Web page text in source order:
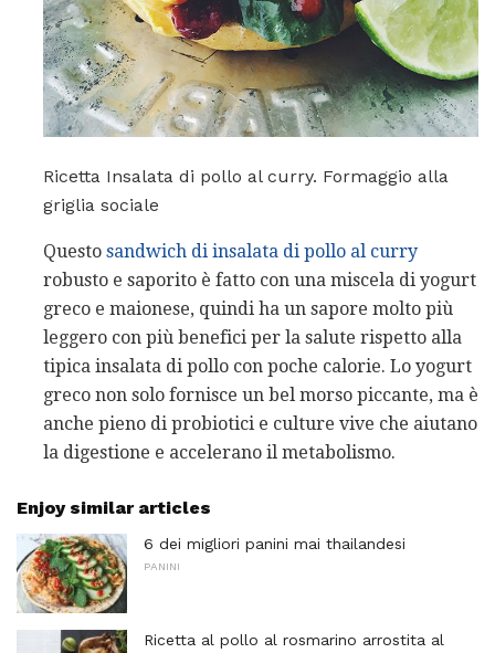
Ricetta Insalata di pollo al curry. Formaggio alla
griglia sociale
Questo sandwich di insalata di pollo al curry
robusto e saporito è fatto con una miscela di yogurt
greco e maionese, quindi ha un sapore molto più
leggero con più benefici per la salute rispetto alla
tipica insalata di pollo con poche calorie. Lo yogurt
greco non solo fornisce un bel morso piccante, ma è
anche pieno di probiotici e culture vive che aiutano
la digestione e accelerano il metabolismo.
Enjoy similar articles
6 dei migliori panini mai thailandesi
PANINI
Ricetta al pollo al rosmarino arrostita al